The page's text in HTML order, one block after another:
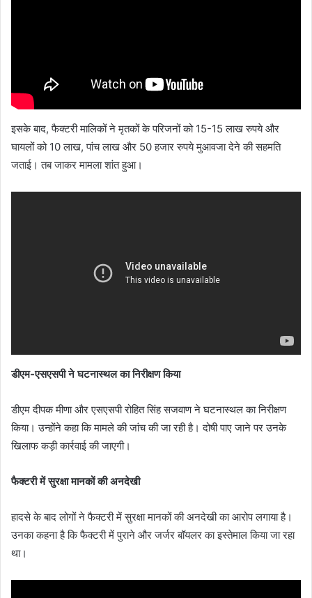
इसके बाद, फैक्टरी मालिकों ने मृतकों के परिजनों को 15-15 लाख रुपये और
घायलों को 10 लाख, पांच लाख और 50 हजार रुपये मुआवजा देने की सहमति
जताई। तब जाकर मामला शांत हुआ।
डीएम-एसएसपी ने घटनास्थल का निरीक्षण किया
डीएम दीपक मीणा और एसएसपी रोहित सिंह सजवाण ने घटनास्थल का निरीक्षण
किया। उन्होंने कहा कि मामले की जांच की जा रही है। दोषी पाए जाने पर उनके
खिलाफ कड़ी कार्रवाई की जाएगी।
फैक्टरी में सुरक्षा मानकों की अनदेखी
हादसे के बाद लोगों ने फैक्टरी में सुरक्षा मानकों की अनदेखी का आरोप लगाया है।
उनका कहना है कि फैक्टरी में पुराने और जर्जर बॉयलर का इस्तेमाल किया जा रहा
था।